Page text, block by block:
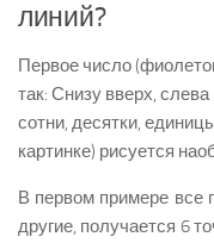
линий?
Первое число
так: Снизу вверх,
сотни, десятки,
картинке) рисуется
В первом примере все
другие, получается 6